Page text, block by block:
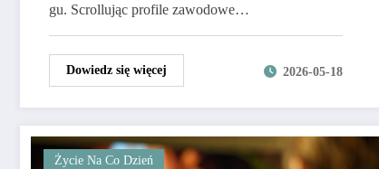
gu. Scrollując profile zawodowe…
Dowiedz się więcej 2026-05-18
Życie Na Co Dzień